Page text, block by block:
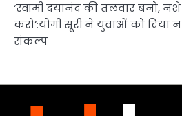
‘स्वामी दयानंद की तलवार बनो,
करो’:योगी सूरी ने युवाओं को दिया
संकल्प